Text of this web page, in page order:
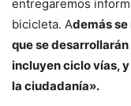
entregaremos
bicicleta. Además
que se
incluyen ciclo vías,
la ciudadanía».